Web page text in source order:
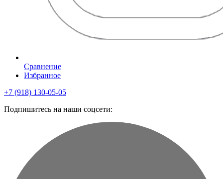
Сравнение
Избранное
+7 (918) 130-05-05
Подпишитесь на наши соцсети: